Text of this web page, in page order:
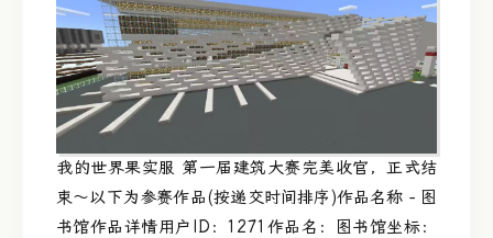
我的世界果实服 第一届建筑大赛完美收官，正式结
束～以下为参赛作品(按递交时间排序)作品名称 - 图
书馆作品详情用户ID：1271作品名：图书馆坐标：